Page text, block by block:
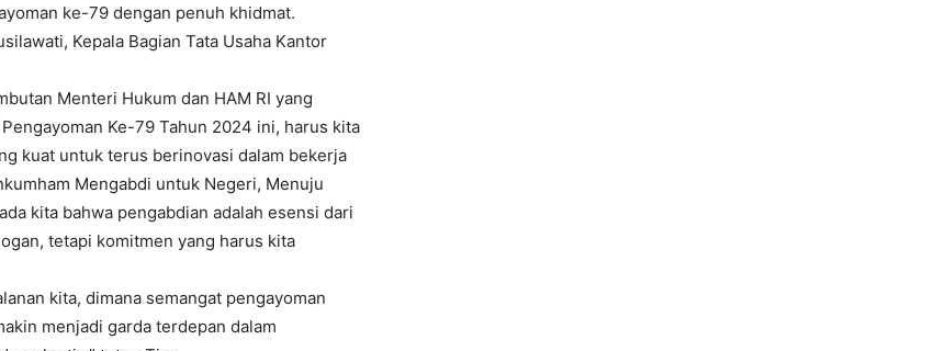
ke-79 dengan penuh khidmat.
Kepala Bagian Tata Usaha Kantor
Menteri Hukum dan HAM RI yang
Ke-79 Tahun 2024 ini, harus kita
kuat untuk terus berinovasi dalam bekerja
Mengabdi untuk Negeri, Menuju
kita bahwa pengabdian adalah esensi dari
tetapi komitmen yang harus kita
kita, dimana semangat pengayoman
menjadi garda terdepan dalam